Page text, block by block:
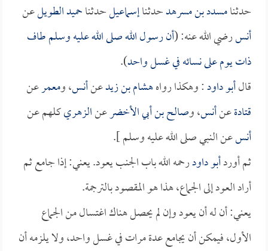
حدثنامسدد بن مسرهدحدثناإسماعيلحدثناحميد الطويلعن
أنسرضي الله عنه: (أن رسول الله صلى الله عليه وسلم طاف
ذات يوم على نسائه في غسل واحد).
قالأبو داود: وهكذا رواههشام بن زيدعنأنس، ومعمرعن
قتادةعنأنس، وصالح بن أبي الأخضرعنالزهريكلهم عن
أنسعن النبي صلى الله عليه وسلم ].
ثم أوردأبو داودرحمه الله باب الجنب يعود. يعني: إذا جامع ثم
أراد العود إلى الجماع، هذا هو المقصود بالترجمة.
يعني: أن له أن يعود وإن لم يحصل هناك اغتسال من الجماع
الأول، فيمكن أن يجامع عدة مرات في غسل واحد، ولا يلزمه أن